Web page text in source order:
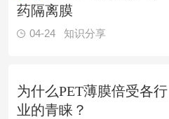
药隔离膜
04-24 知识分享
为什么PET薄膜倍受各行
业的青睐？